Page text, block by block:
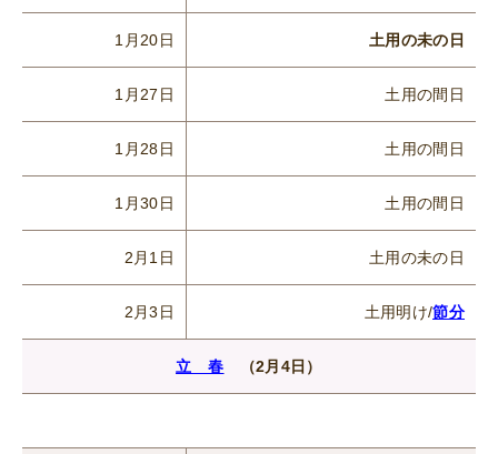
1月20日 土用の未の日
1月27日 土用の間日
1月28日 土用の間日
1月30日 土用の間日
2月1日 土用の未の日
2月3日 土用明け/節分
立 春 （2月4日）